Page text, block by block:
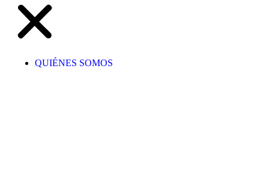
QUIÉNES SOMOS